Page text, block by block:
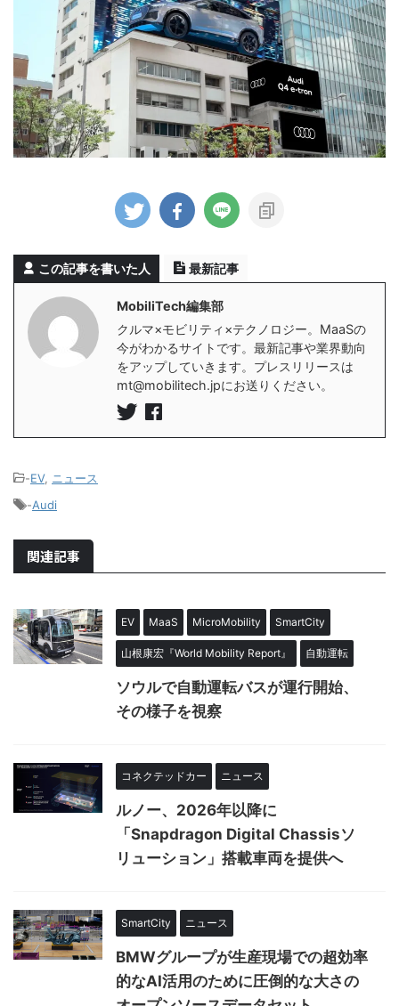
この記事を書いた人 最新記事
MobiliTech編集部
クルマ×モビリティ×テクノロジー。MaaSの
今がわかるサイトです。最新記事や業界動向
をアップしていきます。プレスリリースは
mt@mobilitech.jpにお送りください。
-EV, ニュース
-Audi
関連記事
EV MaaS MicroMobility SmartCity
山根康宏『World Mobility Report』 自動運転
ソウルで自動運転バスが運行開始、
その様子を視察
コネクテッドカー ニュース
ルノー、2026年以降に
「Snapdragon Digital Chassisソ
リューション」搭載車両を提供へ
SmartCity ニュース
BMWグループが生産現場での超効率
的なAI活用のために圧倒的な大さの